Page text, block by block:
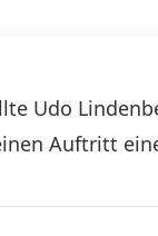
Udo
Auftritt